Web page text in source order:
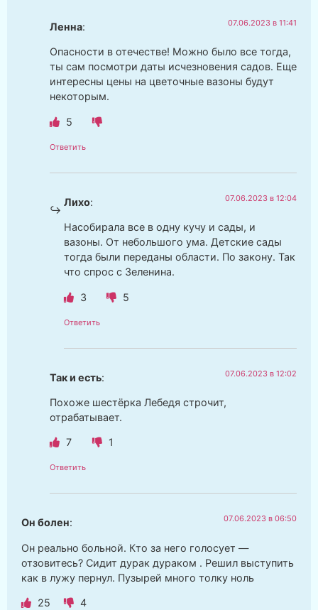
Ленна: 07.06.2023 в 11:41
Опасности в отечестве! Можно было все тогда,
ты сам посмотри даты исчезновения садов. Еще
интересны цены на цветочные вазоны будут
некоторым.
5
Ответить
Лихо: 07.06.2023 в 12:04
Насобирала все в одну кучу и сады, и
вазоны. От небольшого ума. Детские сады
тогда были переданы области. По закону. Так
что спрос с Зеленина.
3 5
Ответить
Так и есть: 07.06.2023 в 12:02
Похоже шестёрка Лебедя строчит,
отрабатывает.
7 1
Ответить
Он болен: 07.06.2023 в 06:50
Он реально больной. Кто за него голосует —
отзовитесь? Сидит дурак дураком . Решил выступить
как в лужу пернул. Пузырей много толку ноль
25 4